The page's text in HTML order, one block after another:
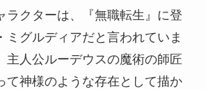
ラクターは、『無職転生』に登
ミグルディアだと言われていま
主人公ルーデウスの魔術の師匠
て神様のような存在として描か